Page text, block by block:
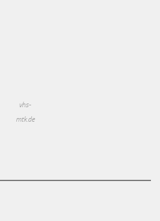
vhs-
mtk.de